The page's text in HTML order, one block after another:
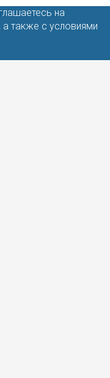
на
также с условиями